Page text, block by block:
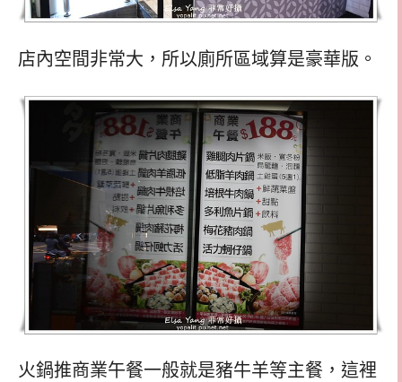
店內空間非常大，所以廁所區域算是豪華版。
火鍋推商業午餐一般就是豬牛羊等主餐，這裡